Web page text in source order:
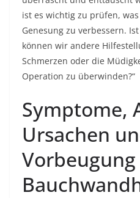
ist es wichtig zu prüfen,
Genesung zu verbessern.
können wir andere
Schmerzen oder die
Operation zu überwinden?“
Symptome,
Ursachen